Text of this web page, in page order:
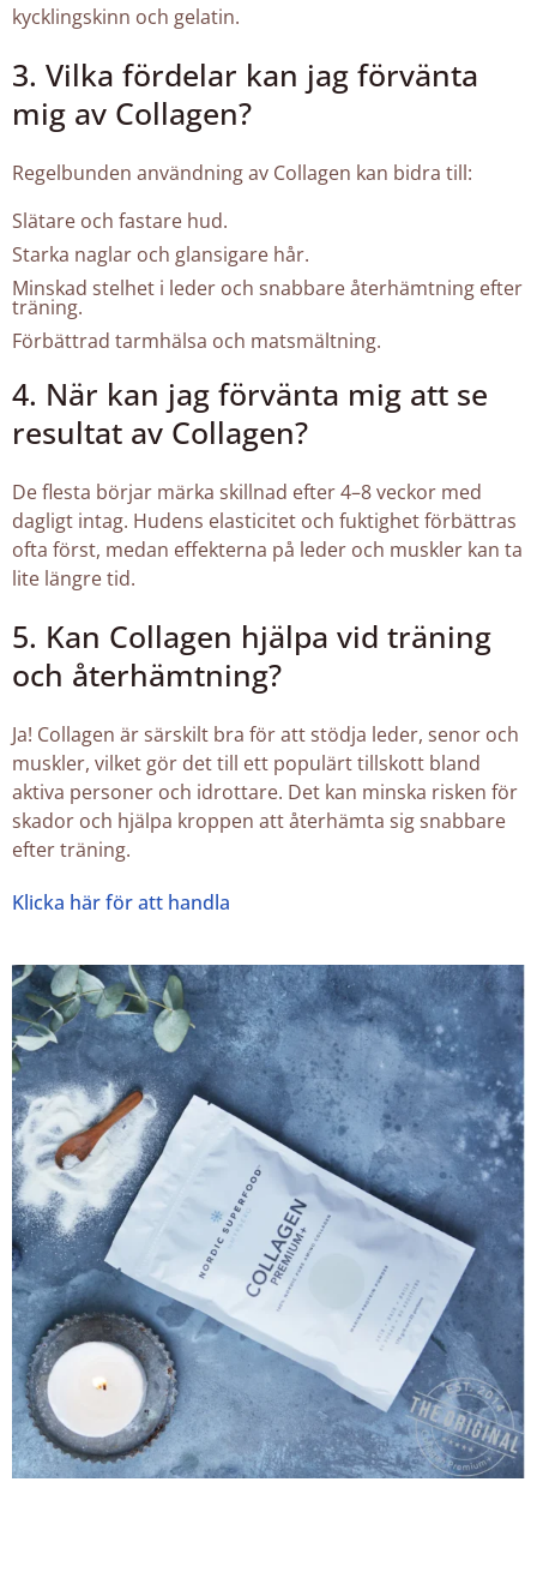
kycklingskinn och gelatin.
3. Vilka fördelar kan jag förvänta
mig av Collagen?
Regelbunden användning av Collagen kan bidra till:
Slätare och fastare hud.
Starka naglar och glansigare hår.
Minskad stelhet i leder och snabbare återhämtning efter
träning.
Förbättrad tarmhälsa och matsmältning.
4. När kan jag förvänta mig att se
resultat av Collagen?
De flesta börjar märka skillnad efter 4–8 veckor med
dagligt intag. Hudens elasticitet och fuktighet förbättras
ofta först, medan effekterna på leder och muskler kan ta
lite längre tid.
5. Kan Collagen hjälpa vid träning
och återhämtning?
Ja! Collagen är särskilt bra för att stödja leder, senor och
muskler, vilket gör det till ett populärt tillskott bland
aktiva personer och idrottare. Det kan minska risken för
skador och hjälpa kroppen att återhämta sig snabbare
efter träning.
Klicka här för att handla